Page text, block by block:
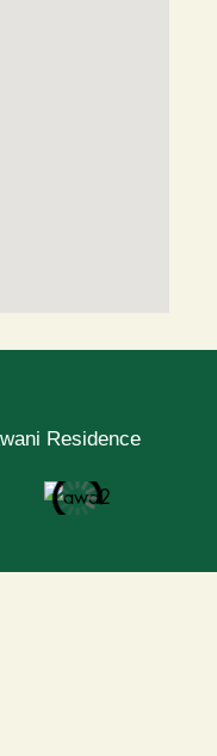
Residence